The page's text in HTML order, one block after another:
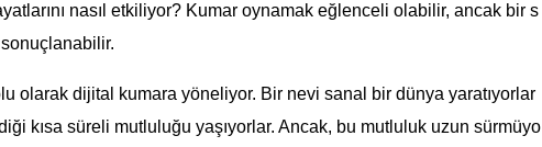
nasıl etkiliyor? Kumar oynamak eğlenceli olabilir, ancak bir s
sonuçlanabilir.
olarak dijital kumara yöneliyor. Bir nevi sanal bir dünya yaratıyorlar
kısa süreli mutluluğu yaşıyorlar. Ancak, bu mutluluk uzun sürmüyo